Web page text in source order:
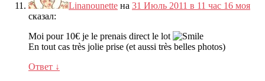
Linanounette на 31 Июль 2011 в 11 час 16 моя
сказал:
Moi pour 10€ je le prenais direct le lot
En tout cas très jolie prise (et aussi très belles photos)
Ответ ↓